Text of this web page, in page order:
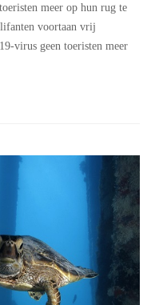
meer op hun rug te
voortaan vrij
virus geen toeristen meer